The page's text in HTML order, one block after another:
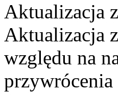
Aktualizacja
Aktualizacja
względu na